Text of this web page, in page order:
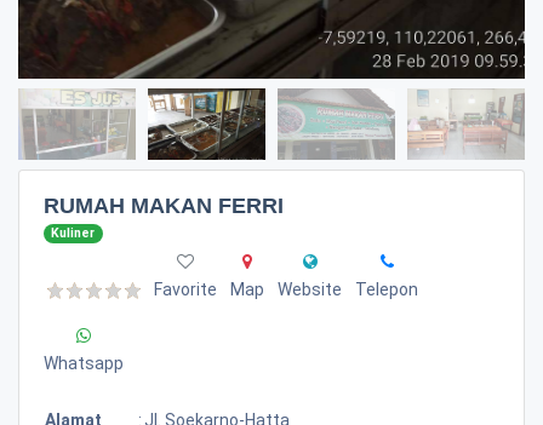
RUMAH MAKAN FERRI
Kuliner
Favorite Map Website Telepon
Whatsapp
Alamat : Jl. Soekarno-Hatta